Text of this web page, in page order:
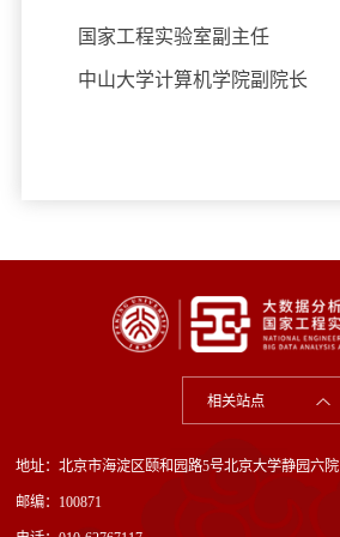
国家工程实验室副主任
中山大学计算机学院副院长
相关站点
地址：北京市海淀区颐和园路5号北京大学静园六院
邮编：100871